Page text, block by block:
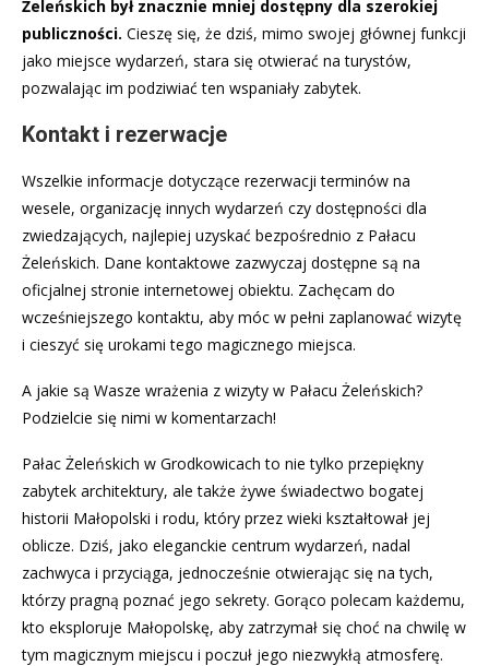
Żeleńskich był znacznie mniej dostępny dla szerokiej
publiczności. Cieszę się, że dziś, mimo swojej głównej funkcji
jako miejsce wydarzeń, stara się otwierać na turystów,
pozwalając im podziwiać ten wspaniały zabytek.
Kontakt i rezerwacje
Wszelkie informacje dotyczące rezerwacji terminów na
wesele, organizację innych wydarzeń czy dostępności dla
zwiedzających, najlepiej uzyskać bezpośrednio z Pałacu
Żeleńskich. Dane kontaktowe zazwyczaj dostępne są na
oficjalnej stronie internetowej obiektu. Zachęcam do
wcześniejszego kontaktu, aby móc w pełni zaplanować wizytę
i cieszyć się urokami tego magicznego miejsca.
A jakie są Wasze wrażenia z wizyty w Pałacu Żeleńskich?
Podzielcie się nimi w komentarzach!
Pałac Żeleńskich w Grodkowicach to nie tylko przepiękny
zabytek architektury, ale także żywe świadectwo bogatej
historii Małopolski i rodu, który przez wieki kształtował jej
oblicze. Dziś, jako eleganckie centrum wydarzeń, nadal
zachwyca i przyciąga, jednocześnie otwierając się na tych,
którzy pragną poznać jego sekrety. Gorąco polecam każdemu,
kto eksploruje Małopolskę, aby zatrzymał się choć na chwilę w
tym magicznym miejscu i poczuł jego niezwykłą atmosferę.